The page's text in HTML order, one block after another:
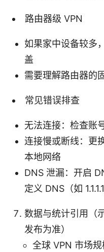
路由器级 VPN
如果家中设备较多
盖
需要理解路由器的
常见错误排查
无法连接：检查账
连接慢或断线：更
本地网络
DNS 泄漏：开启
定义 DNS（如 1.1.1.1
数据与统计引用（
发布为准）
全球 VPN 市场